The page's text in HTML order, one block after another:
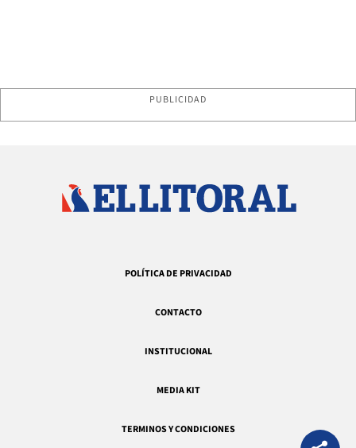
PUBLICIDAD
POLÍTICA DE PRIVACIDAD
CONTACTO
INSTITUCIONAL
MEDIA KIT
TERMINOS Y CONDICIONES